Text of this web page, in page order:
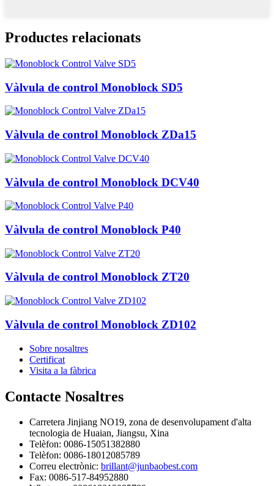
Productes relacionats
Vàlvula de control Monoblock SD5
Vàlvula de control Monoblock ZDa15
Vàlvula de control Monoblock DCV40
Vàlvula de control Monoblock P40
Vàlvula de control Monoblock ZT20
Vàlvula de control Monoblock ZD102
Sobre nosaltres
Certificat
Visita a la fàbrica
Contacte Nosaltres
Carretera Jinjiang NO19, zona de desenvolupament d'alta
tecnologia de Huaian, Jiangsu, Xina
Telèfon: 0086-15051382880
Telèfon: 0086-18012085789
Correu electrònic: brillant@junbaobest.com
Fax: 0086-517-84952880